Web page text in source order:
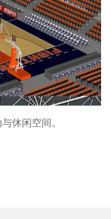
休闲空间。